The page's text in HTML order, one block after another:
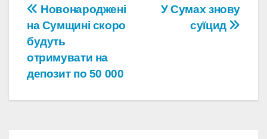
Навігація
записів
У Сумах знову
суїцид
Новонароджені
на Сумщині скоро
будуть
отримувати на
депозит по 50 000